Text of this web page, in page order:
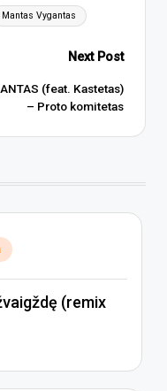
Mantas Vygantas
Next Post
(feat. Kastetas)
– Proto komitetas
(remix